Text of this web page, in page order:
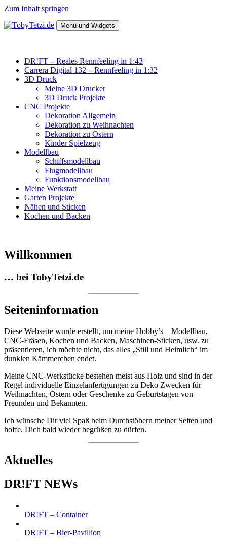
Zum Inhalt springen
Menü und Widgets
DR!FT – Reales Rennfeeling in 1:43
Carrera Digital 132 – Rennfeeling in 1:32
3D Druck
Meine 3D Drucker
3D Druck Projekte
CNC Projekte
Dekoration Allgemein
Dekoration zu Weihnachten
Dekoration zu Ostern
Kinder Spielzeug
Modellbau
Schiffsmodellbau
Flugmodellbau
Funktionsmodellbau
Meine Werkstatt
Garten Projekte
Nähen und Sticken
Kochen und Backen
Willkommen
… bei TobyTetzi.de
Seiteninformation
Diese Webseite wurde erstellt, um meine Hobby’s – Modellbau,
CNC-Fräsen, Kochen und Backen, Maschinen-Sticken, usw. zu
präsentieren, ich möchte nicht, das alles „Still und Heimlich“ im
dunklen Kämmerchen endet.
Meine CNC-Werkstücke bestehen meist aus Holz und sind in der
Regel individuelle Einzelanfertigungen zu Deko Zwecken für
Weihnachten, Ostern oder Geschenke zu Geburtstagen von
Freunden und Bekannten.
Ich wünsche Dir viel Spaß beim Durchstöbern meiner Seiten und
hoffe, Dich bald wieder begrüßen zu dürfen.
Aktuelles
DR!FT NEWs
DR!FT – Container
DR!FT – Bier-Pavillion